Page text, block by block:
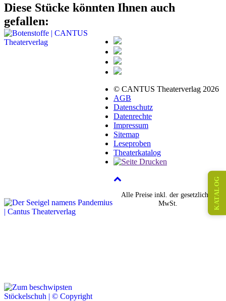
Diese Stücke könnten Ihnen auch
gefallen:
© CANTUS Theaterverlag 2026
AGB
Datenschutz
Datenrechte
Impressum
Sitemap
Leseproben
Theaterkatalog
Alle Preise inkl. der gesetzlichen
MwSt.
KATALOG